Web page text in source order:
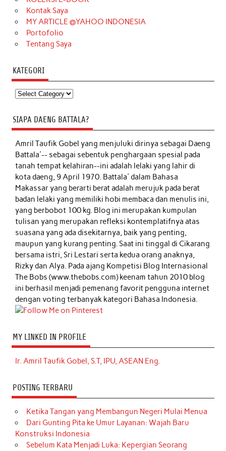
Kontak Saya
MY ARTICLE @YAHOO INDONESIA
Portofolio
Tentang Saya
KATEGORI
Kategori
SIAPA DAENG BATTALA?
Amril Taufik Gobelyang menjuluki dirinya sebagai Daeng
Battala'-- sebagai sebentuk penghargaan spesial pada
tanah tempat kelahiran--ini adalah lelaki yang lahir di
kota daeng, 9 April 1970. Battala' dalam Bahasa
Makassar yang berarti berat adalah merujuk pada berat
badan lelaki yang memiliki hobi membaca dan menulis ini,
yang berbobot 100 kg. Blog ini merupakan kumpulan
tulisan yang merupakan refleksi kontemplatifnya atas
suasana yang ada disekitarnya, baik yang penting,
maupun yang kurang penting. Saat ini tinggal di Cikarang
bersama istri, Sri Lestari serta kedua orang anaknya,
Rizky dan Alya. Pada ajang Kompetisi Blog Internasional
The Bobs (www.thebobs.com) keenam tahun 2010 blog
ini berhasil menjadi pemenang favorit pengguna internet
dengan voting terbanyak kategori Bahasa Indonesia.
MY LINKED IN PROFILE
Ir. Amril Taufik Gobel, S.T, IPU, ASEAN Eng.
POSTING TERBARU
Ketika Tangan yang Membangun Negeri Mulai Menua
Dari Gunting Pita ke Umur Layanan: Wajah Baru
Konstruksi Indonesia
Sebelum Kata Menjadi Luka: Kepergian Seorang